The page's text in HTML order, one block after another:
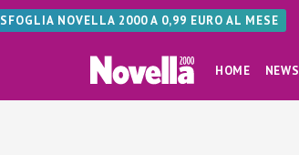
SFOGLIA NOVELLA 2000 A 0,99 EURO AL MESE
HOME NEWS